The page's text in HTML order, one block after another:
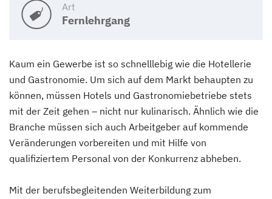
Art
Fernlehrgang
Kaum ein Gewerbe ist so schnelllebig wie die Hotellerie
und Gastronomie. Um sich auf dem Markt behaupten zu
können, müssen Hotels und Gastronomiebetriebe stets
mit der Zeit gehen – nicht nur kulinarisch. Ähnlich wie die
Branche müssen sich auch Arbeitgeber auf kommende
Veränderungen vorbereiten und mit Hilfe von
qualifiziertem Personal von der Konkurrenz abheben.
Mit der berufsbegleitenden Weiterbildung zum